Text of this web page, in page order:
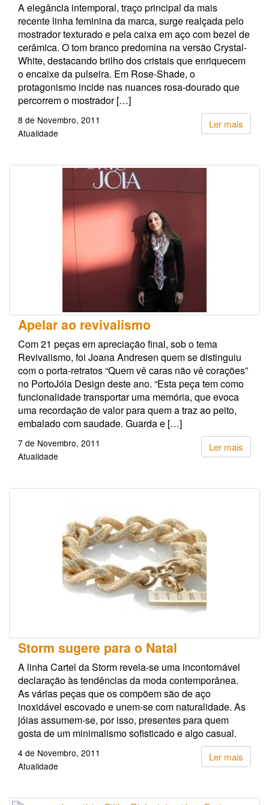
A elegância intemporal, traço principal da mais
recente linha feminina da marca, surge realçada pelo
mostrador texturado e pela caixa em aço com bezel de
cerâmica. O tom branco predomina na versão Crystal-
White, destacando brilho dos cristais que enriquecem
o encaixe da pulseira. Em Rose-Shade, o
protagonismo incide nas nuances rosa-dourado que
percorrem o mostrador […]
Ler mais
8 de Novembro, 2011
Atualidade
Apelar ao revivalismo
Com 21 peças em apreciação final, sob o tema
Revivalismo, foi Joana Andresen quem se distinguiu
com o porta-retratos “Quem vê caras não vê corações”
no PortoJóia Design deste ano. “Esta peça tem como
funcionalidade transportar uma memória, que evoca
uma recordação de valor para quem a traz ao peito,
embalado com saudade. Guarda e […]
Ler mais
7 de Novembro, 2011
Atualidade
Storm sugere para o Natal
A linha Cartel da Storm revela-se uma incontornável
declaração às tendências da moda contemporânea.
As várias peças que os compõem são de aço
inoxidável escovado e unem-se com naturalidade. As
jóias assumem-se, por isso, presentes para quem
gosta de um minimalismo sofisticado e algo casual.
Ler mais
4 de Novembro, 2011
Atualidade